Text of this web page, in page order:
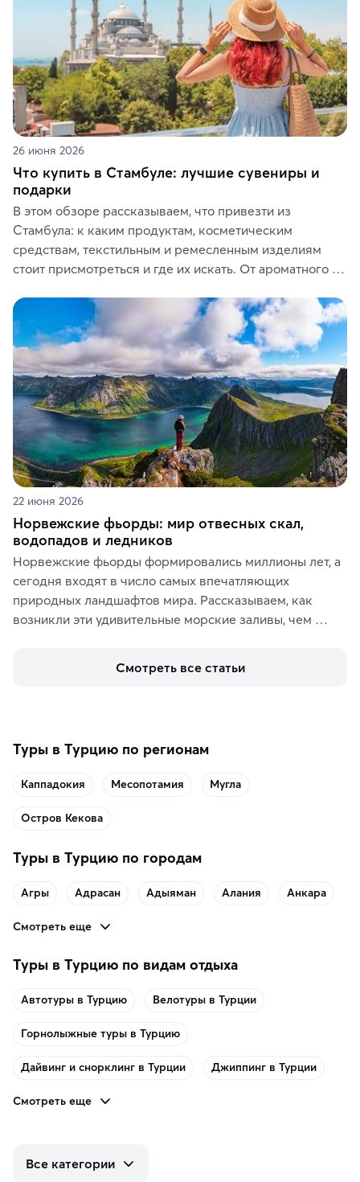
26 июня 2026
Что купить в Стамбуле: лучшие сувениры и
подарки
В этом обзоре рассказываем, что привезти из
Стамбула: к каким продуктам, косметическим
средствам, текстильным и ремесленным изделиям
стоит присмотреться и где их искать. От ароматного
керамики и изделий из кожи на турецких рынках и в
аутентичных лавках — в подарок близким или себе на
память о путешествии.
22 июня 2026
Норвежские фьорды: мир отвесных скал,
водопадов и ледников
Норвежские фьорды формировались миллионы лет, а
сегодня входят в число самых впечатляющих
природных ландшафтов мира. Рассказываем, как
возникли эти удивительные морские заливы, чем
включить в маршрут по Норвегии.
Смотреть все статьи
Туры в Турцию по регионам
Каппадокия Месопотамия Мугла
Остров Кекова
Туры в Турцию по городам
Агры Адрасан Адыяман Алания Анкара
Смотреть еще
Туры в Турцию по видам отдыха
Автотуры в Турцию Велотуры в Турции
Горнолыжные туры в Турцию
Дайвинг и снорклинг в Турции Джиппинг в Турции
Смотреть еще
Все категории